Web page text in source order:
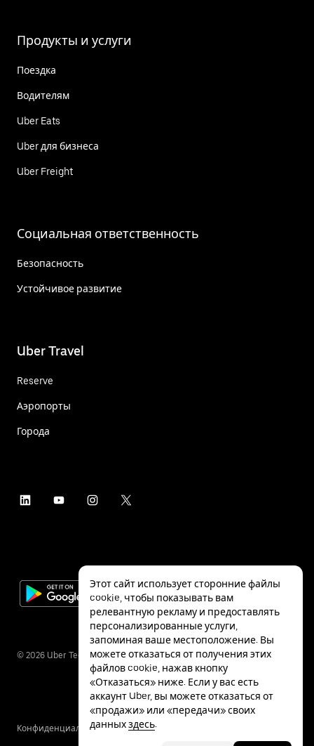
Продукты и услуги
Поездка
Водителям
Uber Eats
Uber для бизнеса
Uber Freight
Социальная ответственность
Безопасность
Устойчивое развитие
Uber Travel
Reserve
Аэропорты
Города
© 2026 Uber Technologies Inc.
КонфиденциальностьСпециальные
Этот сайт использует сторонние файлы
cookie, чтобы показывать вам
релевантную рекламу и предоставлять
персонализированные услуги,
запоминая ваше местоположение. Вы
можете отказаться от получения этих
файлов cookie, нажав кнопку
«Отказаться» ниже. Если у вас есть
аккаунт Uber, вы можете отказаться от
«продажи» или «передачи» своих
данныхздесь.